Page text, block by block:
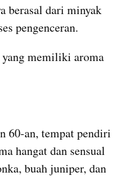
berasal dari minyak
pengenceran.
memiliki aroma
60-an, tempat pendiri
hangat dan sensual
buah juniper, dan